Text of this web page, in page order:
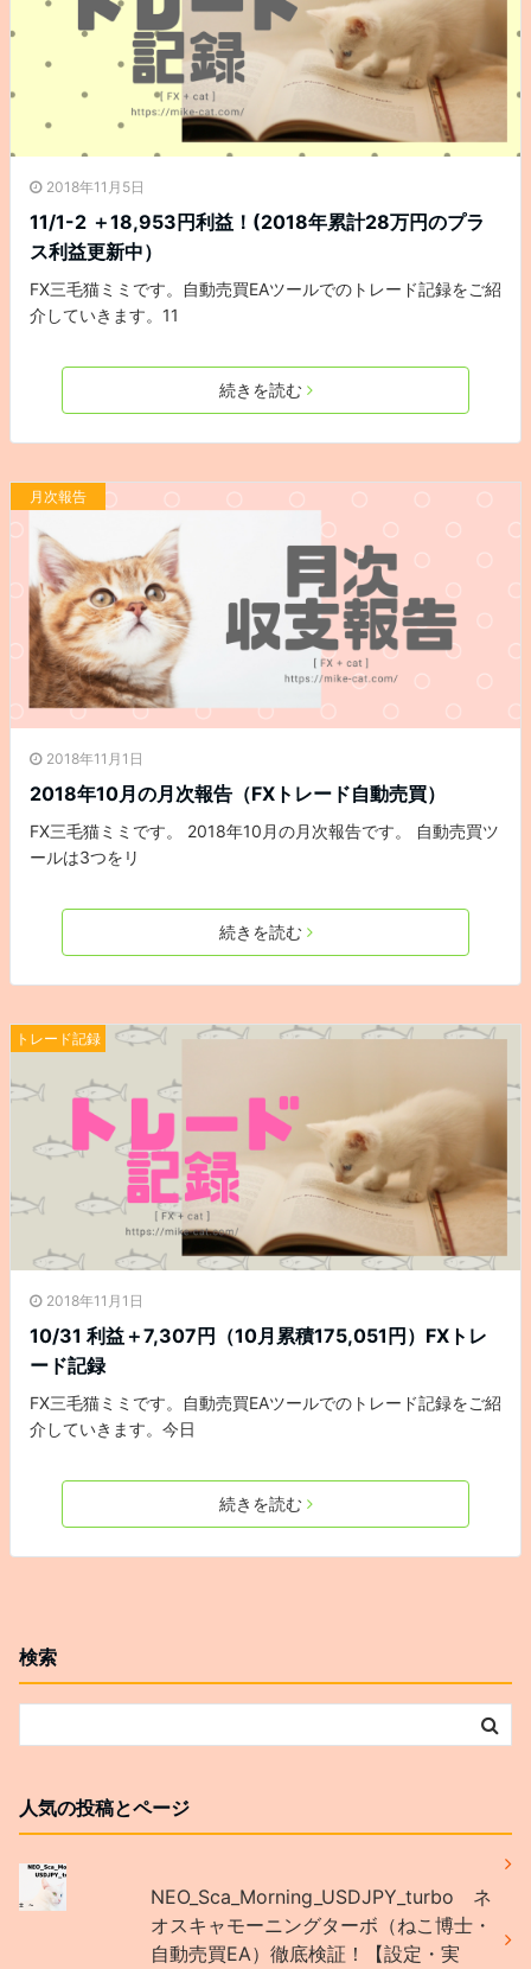
2018年11月5日
11/1-2 ＋18,953円利益！(2018年累計28万円のプラ
ス利益更新中）
FX三毛猫ミミです。自動売買EAツールでのトレード記録をご紹
介していきます。11
続きを読む
月次報告
2018年11月1日
2018年10月の月次報告（FXトレード自動売買）
FX三毛猫ミミです。 2018年10月の月次報告です。 自動売買ツ
ールは3つをリ
続きを読む
トレード記録
2018年11月1日
10/31 利益＋7,307円（10月累積175,051円）FXトレ
ード記録
FX三毛猫ミミです。自動売買EAツールでのトレード記録をご紹
介していきます。今日
続きを読む
検索
人気の投稿とページ
NEO_Sca_Morning_USDJPY_turbo ネ
オスキャモーニングターボ（ねこ博士・
自動売買EA）徹底検証！【設定・実